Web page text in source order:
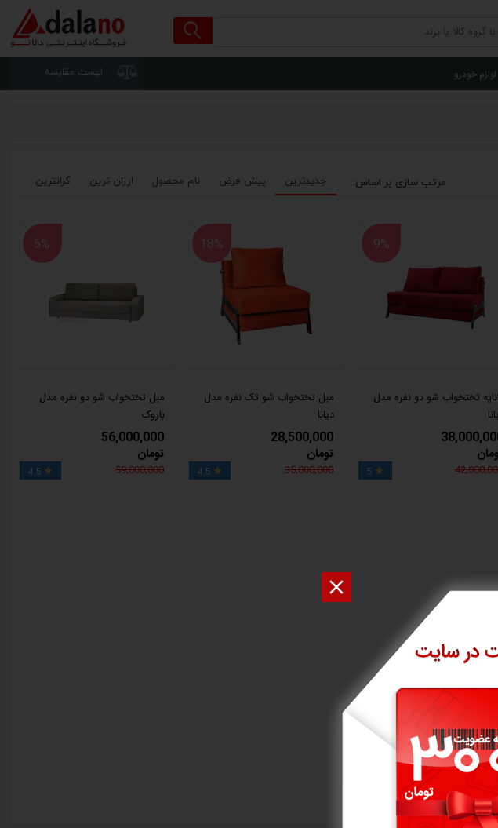
لوازم خودرو لیست مقایسه
جدیدترین پیش فرض نام محصول ارزان ترین گرانترین مرتب سازی بر اساس:
9%
تختخواب شو دو نفره مدل

18%
مبل تختخواب شو تک نفره مدل
دیانا
28,500,000
تومان
35,000,000

5%
مبل تختخواب شو دو نفره مدل
باروک
56,000,000
تومان
59,000,000

4.5
(تعداد 1 -1 از 7 محصول)
